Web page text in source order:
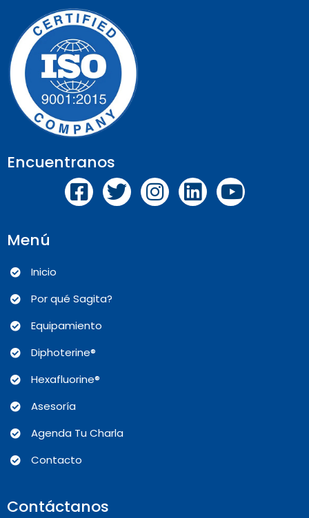
Encuentranos
Menú
Inicio
Por qué Sagita?
Equipamiento
Diphoterine®
Hexafluorine®
Asesoría
Agenda Tu Charla
Contacto
Contáctanos